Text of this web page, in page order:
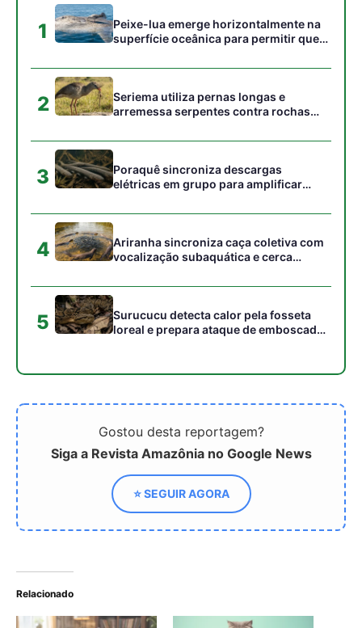
1
Peixe-lua emerge horizontalmente na
superfície oceânica para permitir que
acumulados em sua pele
2
Seriema utiliza pernas longas e
arremessa serpentes contra rochas
campos
3
Poraquê sincroniza descargas
elétricas em grupo para amplificar
peixes maiores na Amazônia
4
Ariranha sincroniza caça coletiva com
vocalização subaquática e cerca
5
Surucucu detecta calor pela fosseta
loreal e prepara ataque de emboscada
Gostou desta reportagem?
Siga a Revista Amazônia no Google News
⭐ SEGUIR AGORA
Relacionado